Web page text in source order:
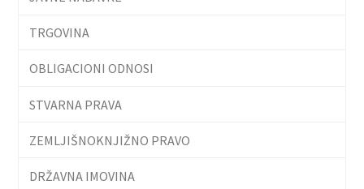
TRGOVINA
OBLIGACIONI ODNOSI
STVARNA PRAVA
ZEMLJIŠNOKNJIŽNO PRAVO
DRŽAVNA IMOVINA